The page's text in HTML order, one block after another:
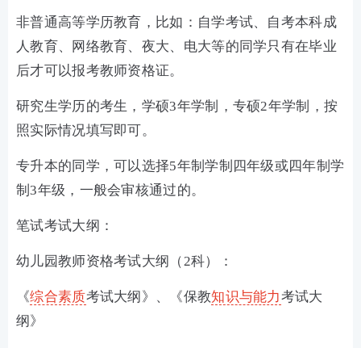
非普通高等学历教育，比如：自学考试、自考本科成
人教育、网络教育、夜大、电大等的同学只有在毕业
后才可以报考教师资格证。
研究生学历的考生，学硕3年学制，专硕2年学制，按
照实际情况填写即可。
专升本的同学，可以选择5年制学制四年级或四年制学
制3年级，一般会审核通过的。
笔试考试大纲：
幼儿园教师资格考试大纲（2科）：
《综合素质考试大纲》、《保教知识与能力考试大
纲》